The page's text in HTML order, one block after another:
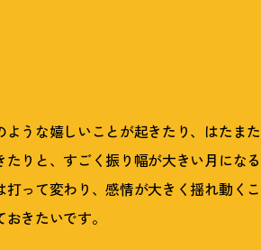
うな嬉しいことが起きたり、はたまた
りと、すごく振り幅が大きい月になる
って変わり、感情が大きく揺れ動くこ
きたいです。